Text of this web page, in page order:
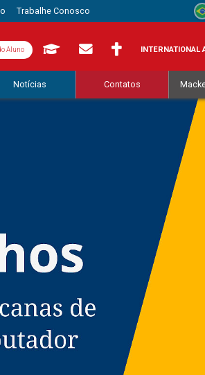
Trabalhe Conosco
Aluno INTERNATIONAL
Notícias Contatos